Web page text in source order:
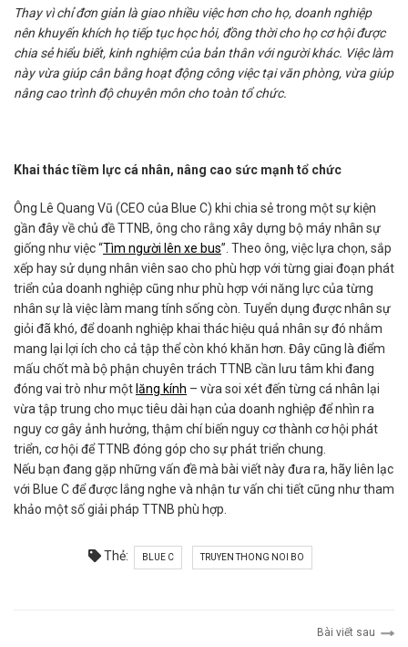
Thay vì chỉ đơn giản là giao nhiều việc hơn cho họ, doanh nghiệp
nên khuyến khích họ tiếp tục học hỏi, đồng thời cho họ cơ hội được
chia sẻ hiểu biết, kinh nghiệm của bản thân với người khác. Việc làm
này vừa giúp cân bằng hoạt động công việc tại văn phòng, vừa giúp
nâng cao trình độchuyên môn cho toàn tổ chức.
Khai thác tiềm lực cá nhân, nâng cao sức mạnh tổ chức
Ông Lê Quang Vũ (CEO của Blue C) khi chia sẻ trong một sự kiện
gần đây về chủ đề TTNB, ông cho rằng xây dựng bộ máy nhân sự
giống như việc“Tìm người lên xe bus” . Theo ông, việc lựa chọn, sắp
xếp hay sử dụng nhân viên sao cho phù hợp với từng giai đoạn phát
triển của doanh nghiệp cũng như phù hợp với năng lực của từng
nhân sự là việc làm mang tính sống còn. Tuyển dụng được nhân sự
giỏi đã khó, để doanh nghiệp khai thác hiệu quả nhân sự đó nhằm
mang lại lợi ích cho cả tập thể còn khó khăn hơn. Đây cũng là điểm
mấu chốt mà bộ phận chuyên trách TTNB cần lưu tâm khi đang
đóng vai trò như một lăng kính – vừa soi xét đến từng cá nhân lại
vừa tập trung cho mục tiêu dài hạn của doanh nghiệp để nhìn ra
nguy cơ gây ảnh hưởng, thậm chí biến nguy cơ thành cơ hội phát
triển, cơ hội để TTNB đóng góp cho sự phát triển chung.
Nếu bạn đang gặp những vấn đề mà bài viết này đưa ra, hãy liên lạc
với Blue C để được lắng nghe và nhận tư vấn chi tiết cũng như tham
khảo một sốgiải pháp TTNB phù hợp.
Thẻ: BLUE C TRUYEN THONG NOI BO
Bài viết sau